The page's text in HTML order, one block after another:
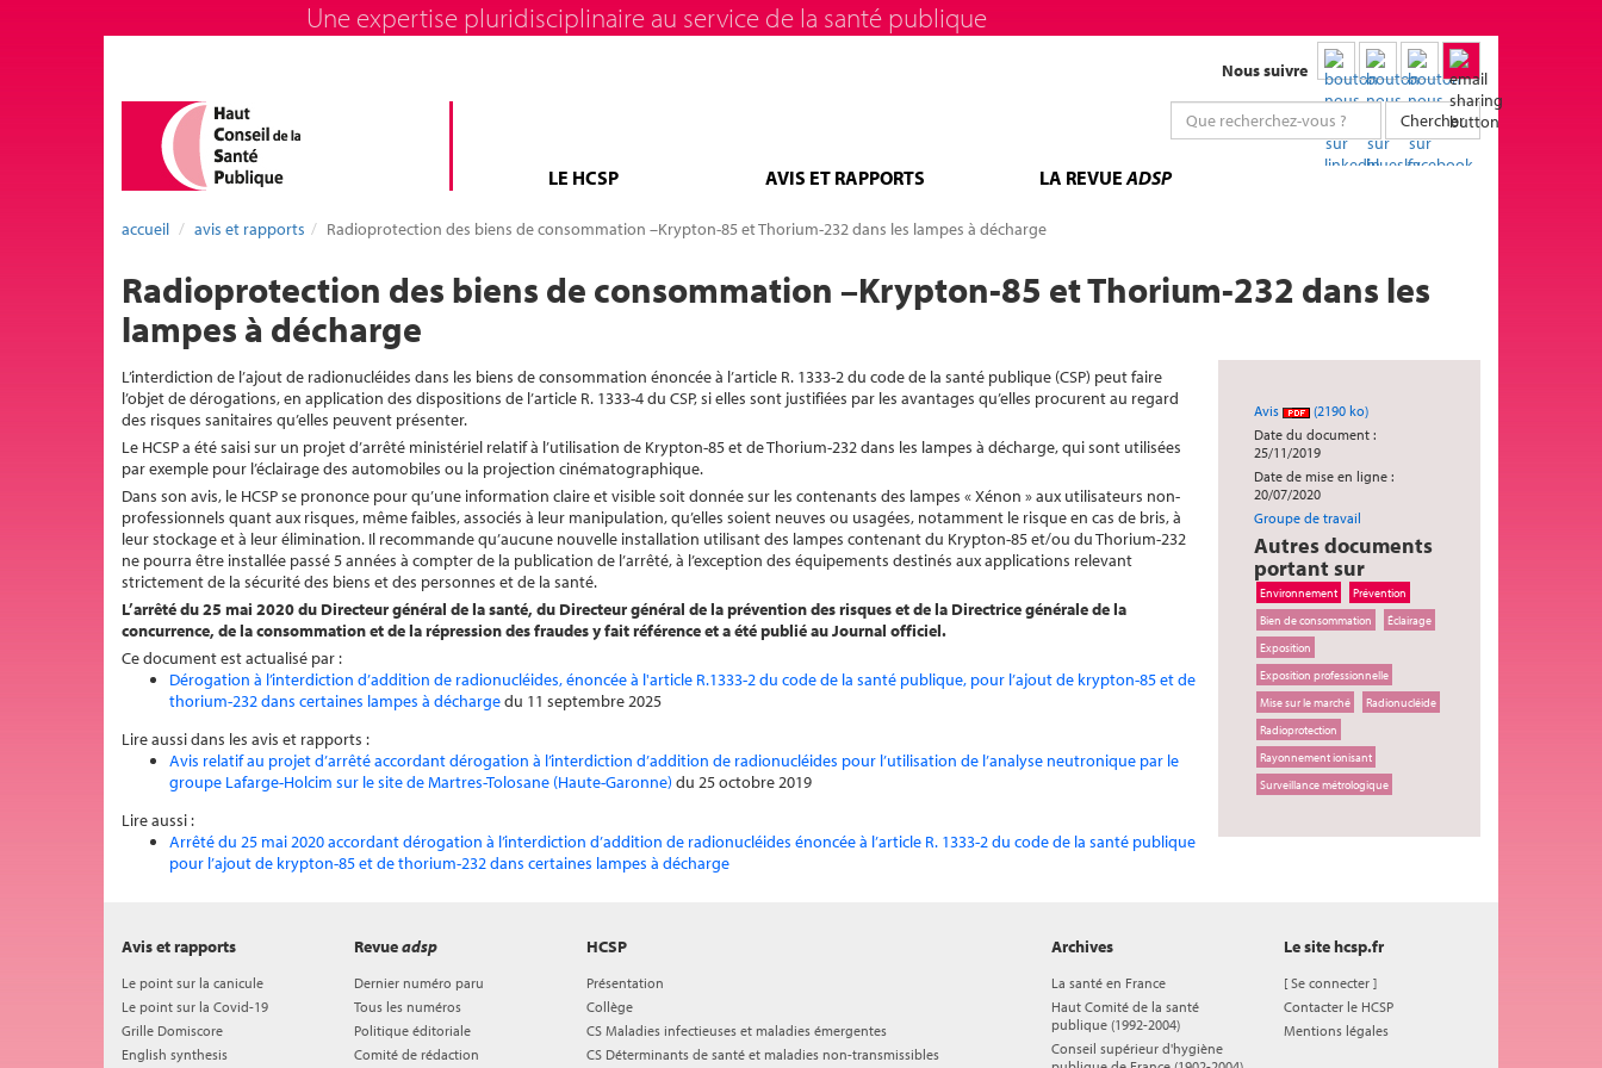
Une expertise pluridisciplinaire au service de la santé publique
Nous suivre
Chercher
LE HCSP AVIS ET RAPPORTS LA REVUEADSP
accueil avis et rapports Radioprotection des biens de consommation –Krypton-85 et Thorium-232 dans les lampes à décharge
Radioprotection des biens de consommation –Krypton-85 et Thorium-232 dans les
lampes à décharge
Avis
(2190 ko)
Date du document :
25/11/2019
Date de mise en ligne :
20/07/2020
Groupe de travail
Autres documents
portant sur
Environnement
Prévention
Bien de consommation
Éclairage
Exposition
Exposition professionnelle
Mise sur le marché
Radionucléide
Radioprotection
Rayonnement ionisant
Surveillance métrologique
L’interdiction de l’ajout de radionucléides dans les biens de consommation énoncée à l’article R. 1333-2 du code de la santé publique (CSP) peut faire
l’objet de dérogations, en application des dispositions de l’article R. 1333-4 du CSP, si elles sont justifiées par les avantages qu’elles procurent au regard
des risques sanitaires qu’elles peuvent présenter.
Le HCSP a été saisi sur un projet d’arrêté ministériel relatif à l’utilisation de Krypton-85 et de Thorium-232 dans les lampes à décharge, qui sont utilisées
par exemple pour l’éclairage des automobiles ou la projection cinématographique.
Dans son avis, le HCSP se prononce pour qu’une information claire et visible soit donnée sur les contenants des lampes « Xénon » aux utilisateurs non-
professionnels quant aux risques, même faibles, associés à leur manipulation, qu’elles soient neuves ou usagées, notamment le risque en cas de bris, à
leur stockage et à leur élimination. Il recommande qu’aucune nouvelle installation utilisant des lampes contenant du Krypton-85 et/ou du Thorium-232
ne pourra être installée passé 5 années à compter de la publication de l’arrêté, à l’exception des équipements destinés aux applications relevant
strictement de la sécurité des biens et des personnes et de la santé.
L’arrêtédu 25 mai 2020 du Directeur général de la santé, du Directeur général de la prévention des risquesetdela Directrice générale de la
concurrence, de la consommation et de la répression des fraudesy fait référence et a été publié au Journal officiel.
Ce document est actualisé par :
Dérogation à l’interdiction d’addition de radionucléides, énoncée à l'article R.1333-2 du code de la santé publique, pour l’ajout de krypton-85 et de
thorium-232 dans certaines lampes à déchargedu 11 septembre 2025
Lire aussi dans les avis et rapports :
Avis relatif au projet d’arrêté accordant dérogation à l’interdiction d’addition de radionucléides pour l’utilisation de l’analyse neutronique par le
groupe Lafarge-Holcim sur le site de Martres-Tolosane (Haute-Garonne) du 25 octobre 2019
Lire aussi :
Arrêté du 25 mai 2020 accordant dérogation à l’interdiction d’addition de radionucléides énoncée à l’article R. 1333-2 du code de la santé publique
pour l’ajout de krypton-85 et de thorium-232 dans certaines lampes à décharge
HCSP
Présentation
Collège
CS Maladies infectieuses et maladies émergentes
CS Déterminants de santé et maladies non-transmissibles
Avis et rapports
Le point sur la canicule
Le point sur la Covid-19
Grille Domiscore
English synthesis
Revueadsp
Dernier numéro paru
Tous les numéros
Politique éditoriale
Comité de rédaction
Archives
La santé en France
Haut Comité de la santé
publique (1992-2004)
Conseil supérieur d'hygiène
Le site hcsp.fr
[Se connecter ]
Contacter le HCSP
Mentions légales